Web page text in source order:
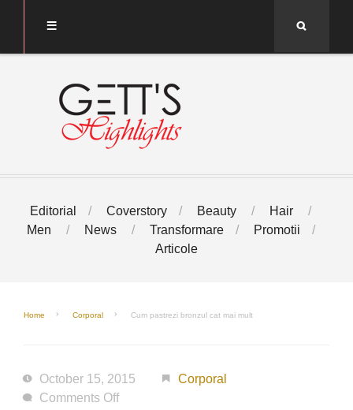
Editorial Coverstory Beauty
Hair
Men
News Transformare
Promotii
Articole
Home Corporal Cum pastrezi bronzul cat mai mult
October 15, 2015
Corporal
Comments Offon